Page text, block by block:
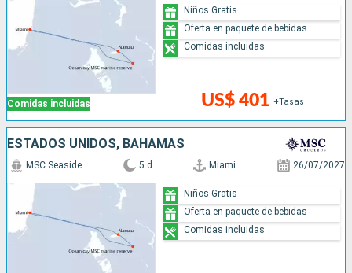
Comidas incluidas US$ 401 +Tasas
Niños Gratis
Oferta en paquete de bebidas
Comidas incluidas
ESTADOS UNIDOS, BAHAMAS
MSC Seaside 5 d Miami 26/07/2027
Niños Gratis
Oferta en paquete de bebidas
Comidas incluidas